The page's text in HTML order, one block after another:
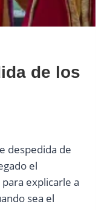
de los
despedida de
el
explicarle a
sea el